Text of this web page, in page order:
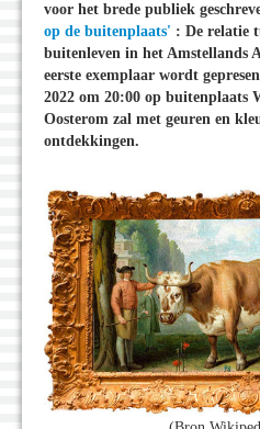
voor het brede publiek
op de buitenplaats' : De relatie
buitenleven in het Amstellands
eerste exemplaar wordt
2022 om 20:00 op buitenplaats
Oosterom zal met geuren en
ontdekkingen.